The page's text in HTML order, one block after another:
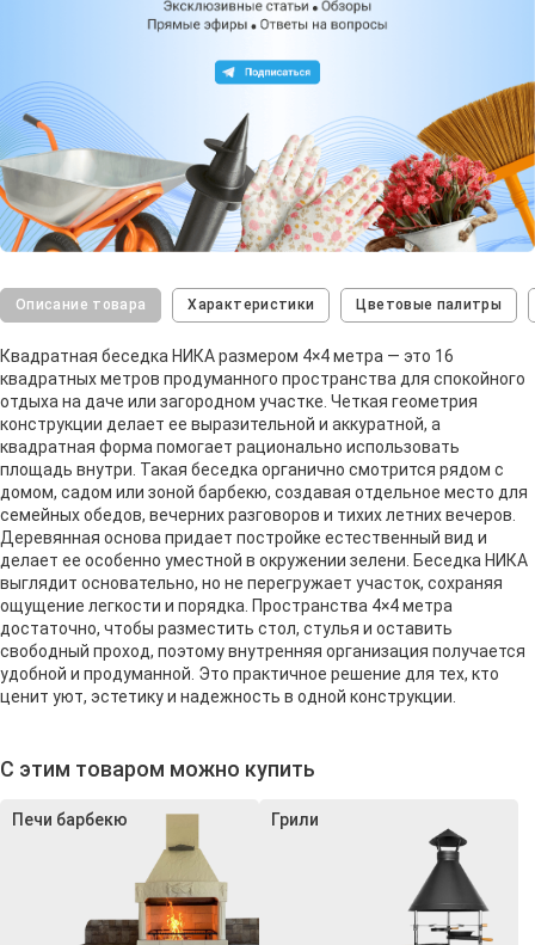
Описание товара Характеристики Цветовые палитры
Квадратная беседка НИКА размером 4×4 метра — это 16
квадратных метров продуманного пространства для спокойного
отдыха на даче или загородном участке. Четкая геометрия
конструкции делает ее выразительной и аккуратной, а
квадратная форма помогает рационально использовать
площадь внутри. Такая беседка органично смотрится рядом с
домом, садом или зоной барбекю, создавая отдельное место для
семейных обедов, вечерних разговоров и тихих летних вечеров.
Деревянная основа придает постройке естественный вид и
делает ее особенно уместной в окружении зелени. Беседка НИКА
выглядит основательно, но не перегружает участок, сохраняя
ощущение легкости и порядка. Пространства 4×4 метра
достаточно, чтобы разместить стол, стулья и оставить
свободный проход, поэтому внутренняя организация получается
удобной и продуманной. Это практичное решение для тех, кто
ценит уют, эстетику и надежность в одной конструкции.
С этим товаром можно купить
Печи барбекю Грили